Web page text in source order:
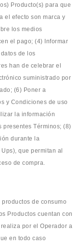
Producto(s) para que
el efecto son marca y
los medios
el pago; (4) Informar
de los
han de celebrar el
suministrado por
(6) Poner a
y Condiciones de uso
la información
presentes Términos; (8)
durante la
que permitan al
de compra.
de consumo
Productos cuentan con
por el Operador a
en todo caso